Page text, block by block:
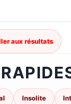
aux résultats
Insolite